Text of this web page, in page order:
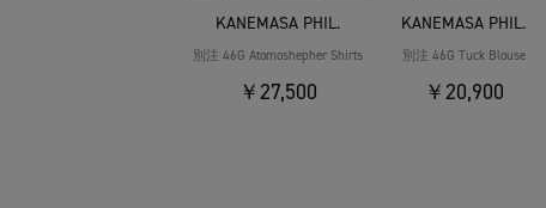
KANEMASA PHIL.
別注 46G Atomoshepher Shirts
￥27,500
KANEMASA PHIL.
別注 46G Tuck Blouse
￥20,900